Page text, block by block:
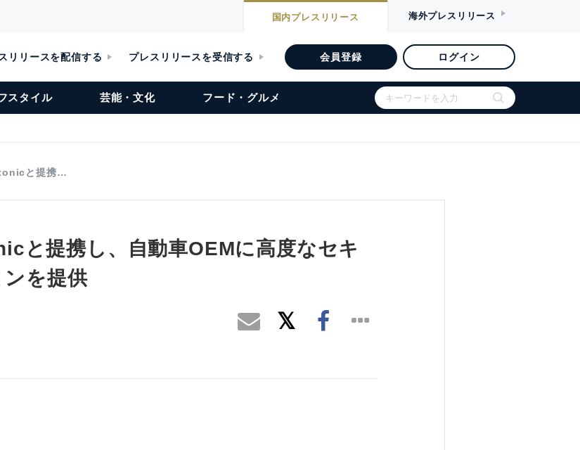
国内プレスリリース 海外プレスリリース
リリースを配信する プレスリリースを受信する 会員登録 ログイン
スタイル 芸能・文化 フード・グルメ
と提携…
と提携し、自動車OEMに高度なセキ
を提供